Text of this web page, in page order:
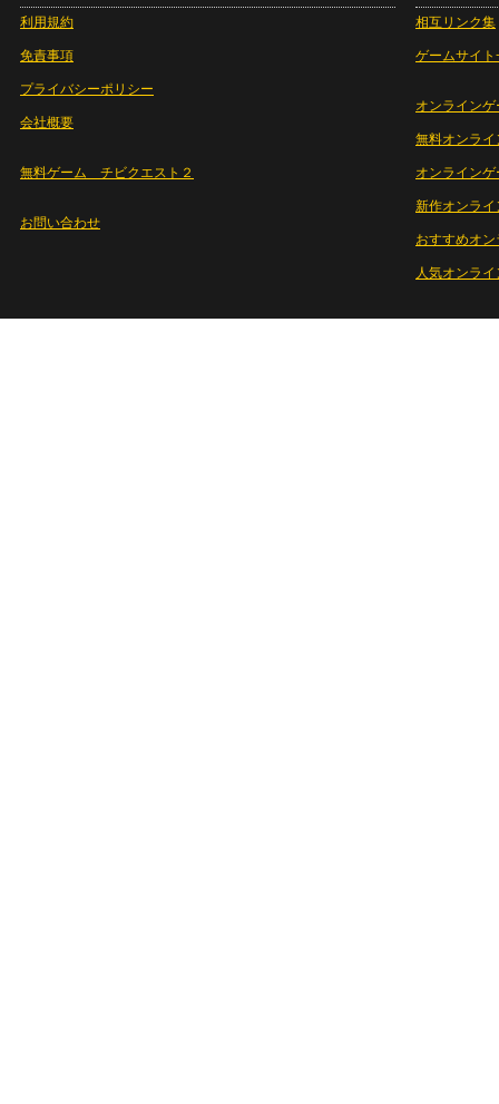
利用規約
免責事項
プライバシーポリシー
会社概要
無料ゲーム チビクエスト２
お問い合わせ
相互リンク集
ゲームサイト
オンラインゲ
無料オンライ
オンライン
新作オンライ
おすすめオ
人気オンラ